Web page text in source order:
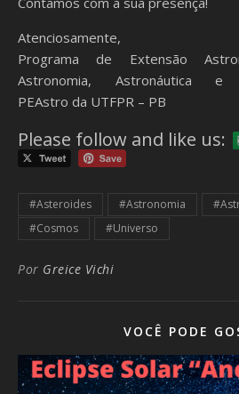
Atenciosamente,
Programa de Extensão
Astronomia, Astronáutica
PEAstro da UTFPR – PB
Please follow and like us:
#Asteroides #Astronomia
#Cosmos
#Universo
Por Greice Vichi
VOCÊ PODE